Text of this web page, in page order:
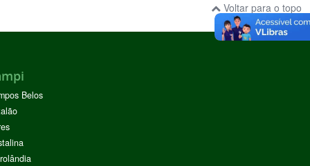
Voltar para o topo
Belos